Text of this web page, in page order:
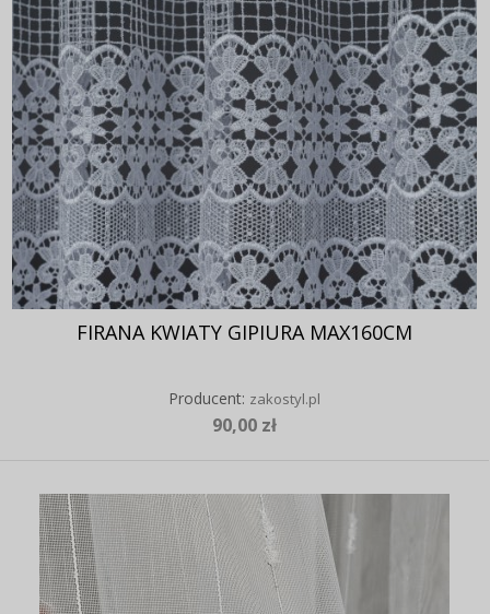
FIRANA KWIATY GIPIURA MAX160CM
Producent: zakostyl.pl
90,00 zł